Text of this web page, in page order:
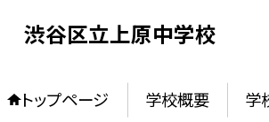
渋谷区立上原中学校
トップページ 学校概要 学